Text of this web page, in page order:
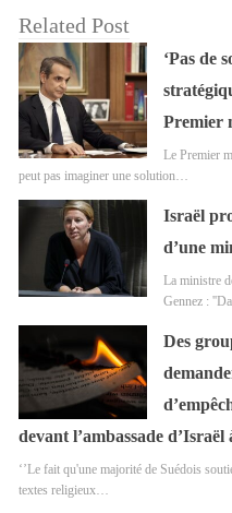
Related Post
‘Pas de
Premier
Le Premier
peut pas imaginer une solution…
Israël
d’une
La ministre
Gennez :
Des
devant l’ambassade
‘’Le fait qu'une majorité de Suédois
textes religieux…